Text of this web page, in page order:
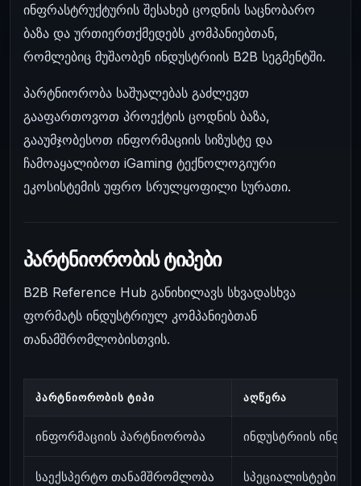
ინფრასტრუქტურის შესახებ ცოდნის საცნობარო
ბაზა და ურთიერთქმედებს კომპანიებთან,
რომლებიც მუშაობენ ინდუსტრიის B2B სეგმენტში.
პარტნიორობა საშუალებას გაძლევთ
გააფართოვოთ პროექტის ცოდნის ბაზა,
გააუმჯობესოთ ინფორმაციის სიზუსტე და
ჩამოაყალიბოთ iGaming ტექნოლოგიური
ეკოსისტემის უფრო სრულყოფილი სურათი.
პარტნიორობის ტიპები
B2B Reference Hub განიხილავს სხვადასხვა
ფორმატს ინდუსტრიულ კომპანიებთან
თანამშრომლობისთვის.
ᲞᲐᲠᲢᲜᲘᲝᲠᲝᲑᲘᲡ ᲢᲘᲞᲘ ᲐᲦᲬᲔᲠᲐ
ინფორმაციის პარტნიორობა ინდუსტრიის
საექსპერტო თანამშრომლობა სპეციალისტების